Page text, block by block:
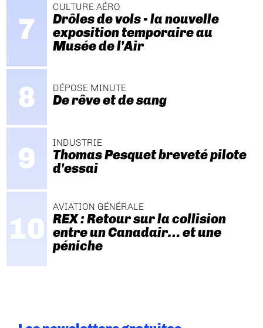
CULTURE AÉRO
Drôles de vols - la nouvelle
exposition temporaire au
Musée de l'Air
DÉPOSE MINUTE
De rêve et de sang
INDUSTRIE
Thomas Pesquet breveté pilote
d'essai
AVIATION GÉNÉRALE
REX : Retour sur la collision
entre un Canadair… et une
péniche